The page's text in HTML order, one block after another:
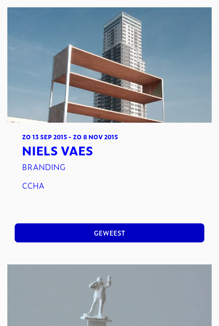
NIELS VAES
BRANDING
ZO 13 SEP 2015- ZO 8 NOV 2015
CCHA
GEWEEST